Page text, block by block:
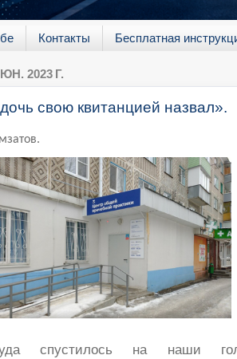
Контакты Бесплатная
2023 Г.
свою квитанцией назвал».
спустилось на наши